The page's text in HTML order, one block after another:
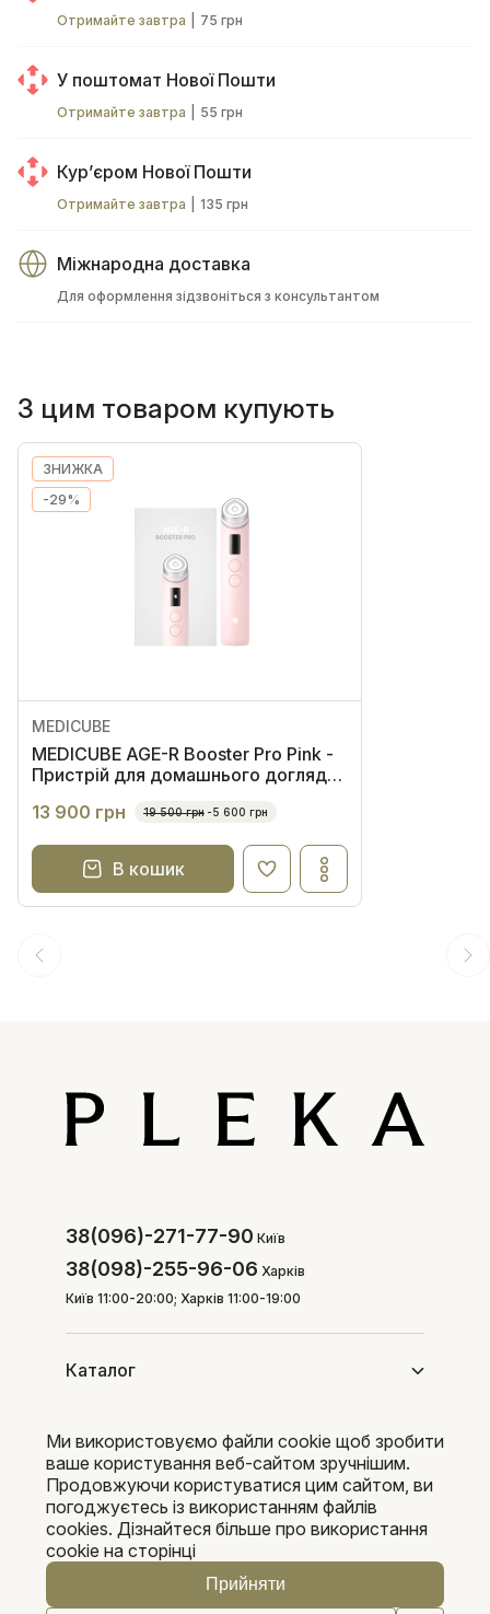
Отримайте завтра 75 грн
У поштомат Нової Пошти
Отримайте завтра 55 грн
Курʼєром Нової Пошти
Отримайте завтра 135 грн
Міжнародна доставка
Для оформлення зідзвоніться з консультантом
З цим товаром купують
ЗНИЖКА
-29%
MEDICUBE
MEDICUBE AGE-R Booster Pro Pink -
Пристрій для домашнього догляду
13 900 грн 19 500 грн -5 600 грн
В кошик
38(096)-271-77-90 Київ
38(098)-255-96-06 Харків
Київ 11:00-20:00; Харків 11:00-19:00
Каталог
Покупцям
Pleka 2016-2026
Ми використовуємо файли cookie щоб зробити
ваше користування веб-сайтом зручнішим.
Продовжуючи користуватися цим сайтом, ви
погоджуєтесь із використанням файлів
cookies. Дізнайтеся більше про використання
cookie на сторінці
Прийняти